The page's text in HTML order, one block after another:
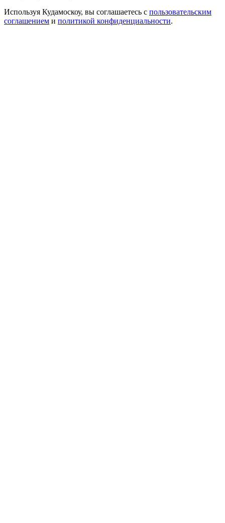
Используя Кудамоскоу, вы соглашаетесь с пользовательским
соглашением и политикой конфиденциальности.